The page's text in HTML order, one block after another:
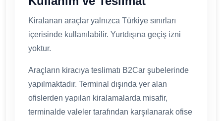
Kiralanan araçlar yalnızca Türkiye sınırları
içerisinde kullanılabilir. Yurtdışına geçiş izni
yoktur.
Araçların kiracıya teslimatı B2Car şubelerinde
yapılmaktadır. Terminal dışında yer alan
ofislerden yapılan kiralamalarda misafir,
terminalde valeler tarafından karşılanarak ofise